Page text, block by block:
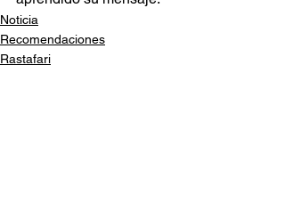
Noticia
Recomendaciones
Rastafari